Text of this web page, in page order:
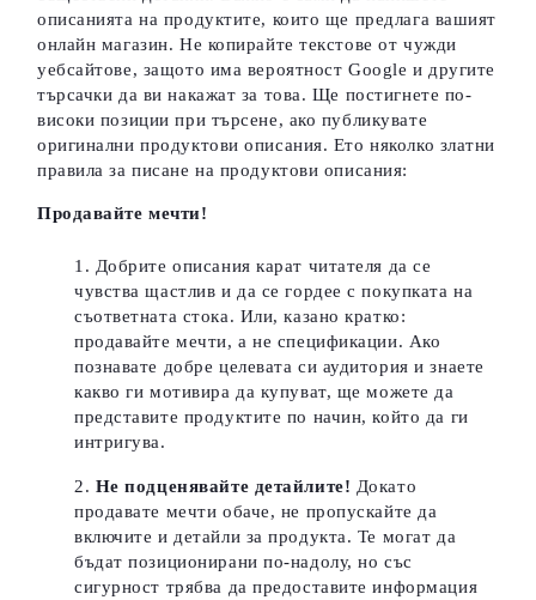
описанията на продуктите, които ще предлага вашият
онлайн магазин. Не копирайте текстове от чужди
уебсайтове, защото има вероятност Google и другите
търсачки да ви накажат за това. Ще постигнете по-
високи позиции при търсене, ако публикувате
оригинални продуктови описания. Ето няколко златни
правила за писане на продуктови описания:
Продавайте мечти!
Добрите описания карат читателя да се
чувства щастлив и да се гордее с покупката на
съответната стока. Или, казано кратко:
продавайте мечти, а не спецификации. Ако
познавате добре целевата си аудитория и знаете
какво ги мотивира да купуват, ще можете да
представите продуктите по начин, който да ги
интригува.
Не подценявайте детайлите! Докато
продавате мечти обаче, не пропускайте да
включите и детайли за продукта. Те могат да
бъдат позиционирани по-надолу, но със
сигурност трябва да предоставите информация